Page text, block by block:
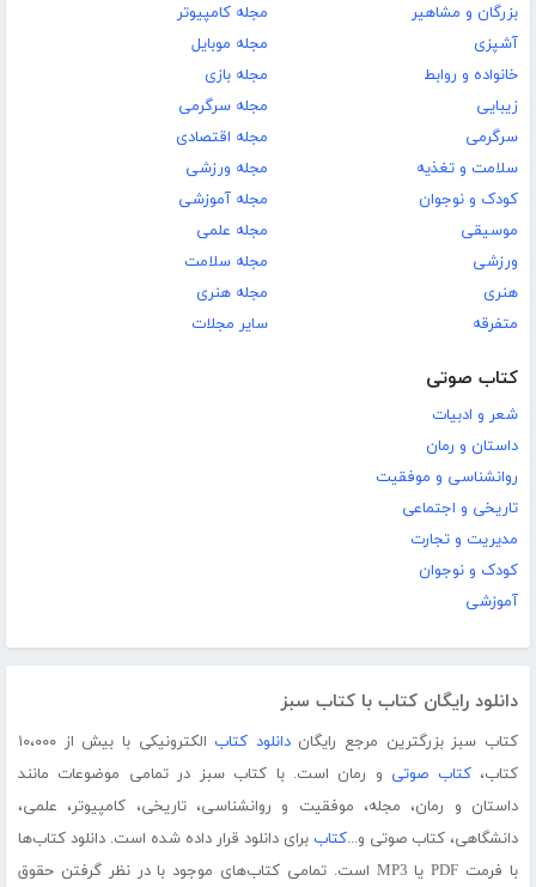
بزرگان و مشاهیر
آشپزی
خانواده و روابط
زیبایی
سرگرمی
سلامت و تغذیه
کودک و نوجوان
موسیقی
ورزشی
هنری
متفرقه
مجله کامپیوتر
مجله موبایل
مجله بازی
مجله سرگرمی
مجله اقتصادی
مجله ورزشی
مجله آموزشی
مجله علمی
مجله سلامت
مجله هنری
سایر مجلات
کتاب صوتی
شعر و ادبیات
داستان و رمان
روانشناسی و موفقیت
تاریخی و اجتماعی
مدیریت و تجارت
کودک و نوجوان
آموزشی
دانلود رایگان کتاب با کتاب سبز
کتاب سبز بزرگترین مرجع رایگاندانلود کتاب
الکترونیکی با بیش از ۱۰،۰۰۰
کتاب،کتاب صوتی و رمان است. با کتاب سبز در تمامی موضوعات مانند
داستان و رمان، مجله، موفقیت و روانشناسی، تاریخی، کامپیوتر، علمی،
دانشگاهی، کتاب صوتی و...کتاب برای دانلود قرار داده شده است. دانلود کتاب‌ها
با فرمت PDF یا MP3 است. تمامی کتاب‌های موجود با در نظر گرفتن حقوق